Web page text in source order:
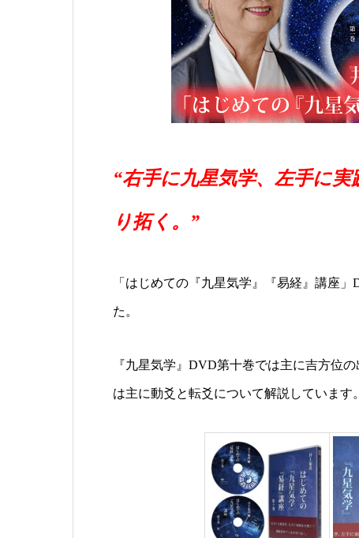
“右手に九星気学、左手に
り拓く。”
「はじめての『九星気学』『易経』講座
た。
『九星気学』DVD第十巻では主に吉方位
は主に動爻と転爻について解説しています。